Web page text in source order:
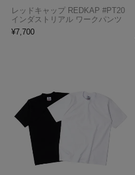
レッドキャップ REDKAP #PT20
インダストリアル ワークパンツ
¥7,700